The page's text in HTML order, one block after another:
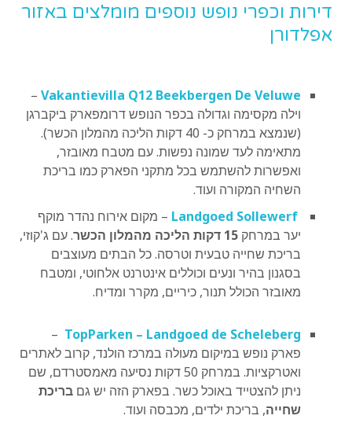
דירות וכפרי נופש נוספים מומלצים באזור
אפלדורן
Vakantievilla Q12 Beekbergen De Veluwe
–
וילה מקסימה וגדולה בכפר הנופש דרומפארק ביקברגן
(שנמצא במרחק כ- 40 דקות הליכה מהמלון הכשר).
מתאימה לעד שמונה נפשות. עם מטבח מאובזר,
ואפשרות להשתמש בכל מתקני הפארק כמו בריכת
השחיה המקורה ועוד.
Landgoed Sollewerf – מקום אירוח נהדר מוקף
יער במרחק 15 דקות הליכה מהמלון הכשר
. עם ג'קוזי,
בריכת שחייה טבעית וטרסה. כל הבתים מעוצבים
בסגנון בהיר ונעים וכוללים אינטרנט אלחוטי, ומטבח
מאובזר הכולל תנור, כיריים, מקרר ומדיח.
TopParken – Landgoed de Scheleberg
–
פארק נופש במיקום מעולה במרכז הולנד, קרוב לאתרים
ואטרקציות. במרחק 50 דקות נסיעה מאמסטרדם, שם
ניתן להצטייד באוכל כשר. בפארק הזה יש גם בריכת
שחייה, בריכת ילדים, מכבסה ועוד.